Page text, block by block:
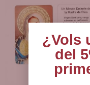
¿Vols
del